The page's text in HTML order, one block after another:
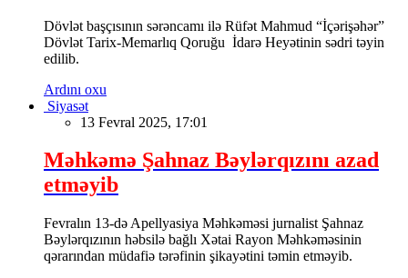
Dövlət başçısının sərəncamı ilə Rüfət Mahmud “İçərişəhər”
Dövlət Tarix-Memarlıq Qoruğu İdarə Heyətinin sədri təyin
edilib.
Ardını oxu
Siyasət
13 Fevral 2025, 17:01
Məhkəmə Şahnaz Bəylərqızını azad
etməyib
Fevralın 13-də Apellyasiya Məhkəməsi jurnalist Şahnaz
Bəylərqızının həbsilə bağlı Xətai Rayon Məhkəməsinin
qərarından müdafiə tərəfinin şikayətini təmin etməyib.